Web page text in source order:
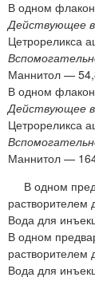
В одном
Действующее
Цетрореликса
Маннитол —
В одном
Действующее
Цетрореликса
Маннитол —
В одном
растворителем
Вода для
В одном
растворителем
Вода для